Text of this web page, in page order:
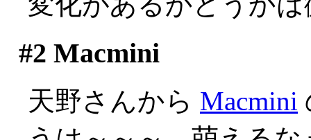
#2 Macmini
天野さんから Macmini